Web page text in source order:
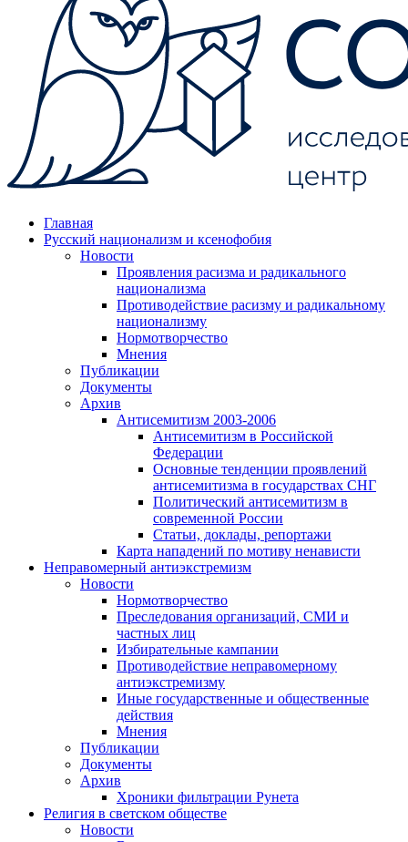
Главная
Русский национализм и ксенофобия
Новости
Проявления расизма и радикального
национализма
Противодействие расизму и радикальному
национализму
Нормотворчество
Мнения
Публикации
Документы
Архив
Антисемитизм 2003-2006
Антисемитизм в Российской
Федерации
Основные тенденции проявлений
антисемитизма в государствах СНГ
Политический антисемитизм в
современной России
Статьи, доклады, репортажи
Карта нападений по мотиву ненависти
Неправомерный антиэкстремизм
Новости
Нормотворчество
Преследования организаций, СМИ и
частных лиц
Избирательные кампании
Противодействие неправомерному
антиэкстремизму
Иные государственные и общественные
действия
Мнения
Публикации
Документы
Архив
Хроники фильтрации Рунета
Религия в светском обществе
Новости